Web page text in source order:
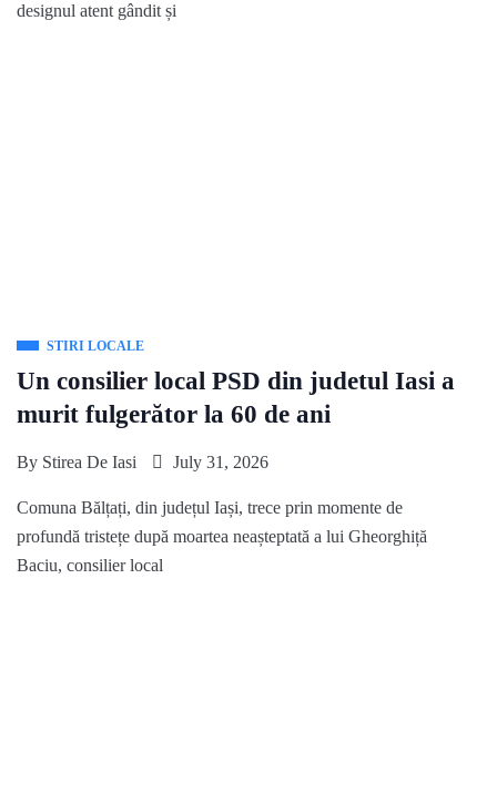
designul atent gândit și
STIRI LOCALE
Un consilier local PSD din judetul Iasi a
murit fulgerător la 60 de ani
By Stirea De Iasi July 31, 2026
Comuna Bălțați, din județul Iași, trece prin momente de
profundă tristețe după moartea neașteptată a lui Gheorghiță
Baciu, consilier local